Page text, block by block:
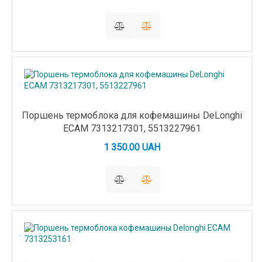
Поршень термоблока для кофемашины DeLonghi
ECAM 7313217301, 5513227961
1 350.00 UAH